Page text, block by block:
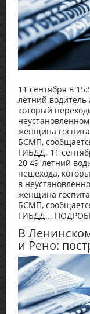
11 сентября в
летний
который
женщина
БСМП,
ГИБДД. 11
20 49-летний
пешехода,
в
женщина
БСМП,
ГИБДД...
В
и Рено: